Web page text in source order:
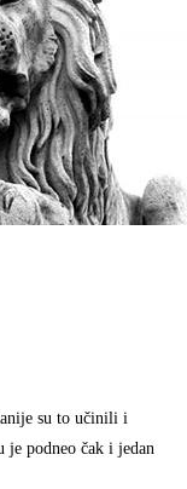
su to učinili i
podneo čak i jedan